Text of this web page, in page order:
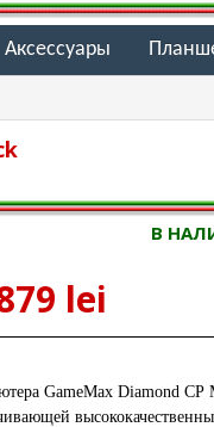
Аксессуары
В
lei
GameMax Diamond CP